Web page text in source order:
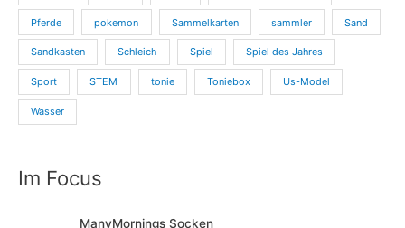
Pferde pokemon Sammelkarten sammler Sand
Sandkasten Schleich Spiel Spiel des Jahres
Sport STEM tonie Toniebox Us-Model
Wasser
Im Focus
ManyMornings Socken